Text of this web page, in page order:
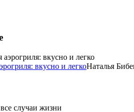
вкусно и легкоНаталья